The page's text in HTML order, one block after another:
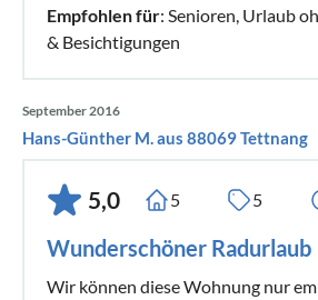
Empfohlen für: Senioren, Urlaub
& Besichtigungen
September 2016
Hans-Günther M. aus 88069 Tettnang
5,0 5 5
Wunderschöner Radurlaub
Wir können diese Wohnung nur